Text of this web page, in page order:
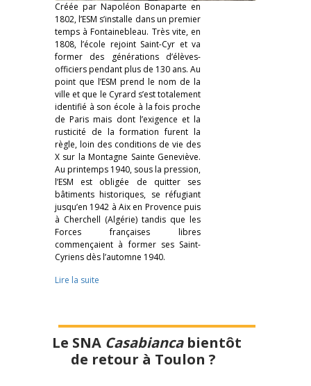
Créée par Napoléon Bonaparte en
1802, l’ESM s’installe dans un premier
temps à Fontainebleau. Très vite, en
1808, l’école rejoint Saint-Cyr et va
former des générations d’élèves-
officiers pendant plus de 130 ans. Au
point que l’ESM prend le nom de la
ville et que le Cyrard s’est totalement
identifié à son école à la fois proche
de Paris mais dont l’exigence et la
rusticité de la formation furent la
règle, loin des conditions de vie des
X sur la Montagne Sainte Geneviève.
Au printemps 1940, sous la pression,
l’ESM est obligée de quitter ses
bâtiments historiques, se réfugiant
jusqu’en 1942 à Aix en Provence puis
à Cherchell (Algérie) tandis que les
Forces françaises libres
commençaient à former ses Saint-
Cyriens dès l’automne 1940.
Lire la suite
Le SNA Casabiancabientôt
de retour à Toulon ?